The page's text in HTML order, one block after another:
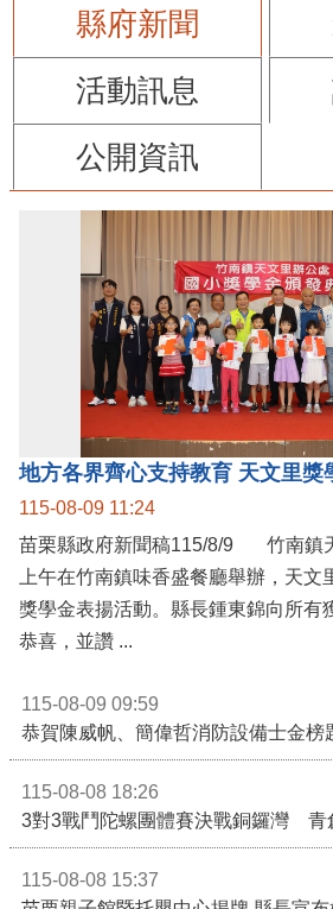
縣府新聞
活動訊息
公開資訊
115-08-09 11:24
苗栗縣政府新聞稿115/8/9 竹南鎮天文里辦公處今(9)日
上午在竹南鎮味香盛餐廳舉辦，天文
獎學金表揚活動。縣長鍾東錦向所有
115-08-09 09:59
恭賀陳威帆、簡偉哲消防設備士金榜
115-08-08 18:26
115-08-08 15:37